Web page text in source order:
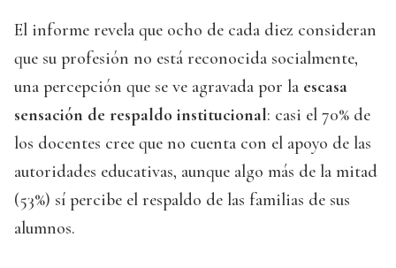
El informe revela que ocho de cada diez consideran
que su profesión no está reconocida socialmente,
una percepción que se ve agravada por la escasa
sensación de respaldo institucional: casi el 70% de
los docentes cree que no cuenta con el apoyo de las
autoridades educativas, aunque algo más de la mitad
(53%) sí percibe el respaldo de las familias de sus
alumnos.